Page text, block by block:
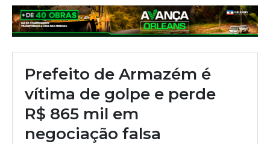
Prefeito de Armazém é
vítima de golpe e perde
R$ 865 mil em
negociação falsa